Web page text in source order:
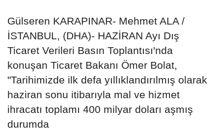
Gülseren KARAPINAR- Mehmet ALA /
İSTANBUL, (DHA)- HAZİRAN Ayı Dış
Ticaret Verileri Basın Toplantısı'nda
konuşan Ticaret Bakanı Ömer Bolat,
"Tarihimizde ilk defa yıllıklandırılmış olarak
haziran sonu itibarıyla mal ve hizmet
ihracatı toplamı 400 milyar doları aşmış
durumda